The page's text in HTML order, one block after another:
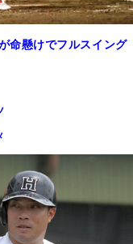
命懸けでフルスイング